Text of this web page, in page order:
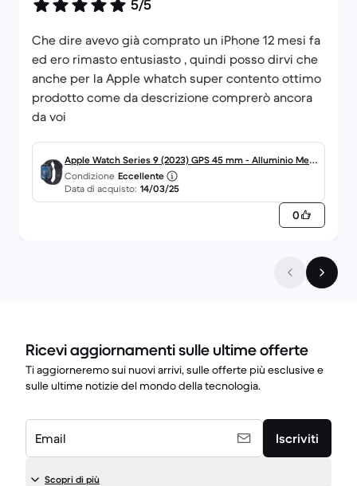
5/5
Che dire avevo già comprato un iPhone 12 mesi fa
ed ero rimasto entusiasto , quindi posso dirvi che
anche per la Apple whatch super contento ottimo
prodotto come da descrizione comprerò ancora
Apple Watch Series 9 (2023) GPS 45 mm - Alluminio Mez
zanotte
Condizione Eccellente
Data di acquisto: 14/03/25
0
Ricevi aggiornamenti sulle ultime offerte
Ti aggiorneremo sui nuovi arrivi, sulle offerte più esclusive e
sulle ultime notizie del mondo della tecnologia.
Email Iscriviti
Scopri di più